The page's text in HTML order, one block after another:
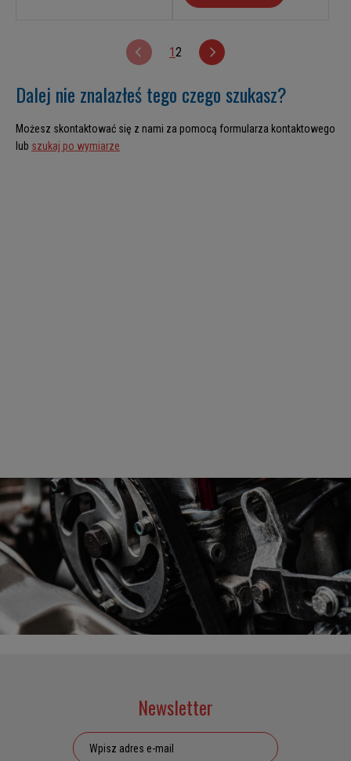
12
Dalej nie znalazłeś tego czego szukasz?
Możesz skontaktować się z nami za pomocą formularza kontaktowego
lub szukaj po wymiarze
Newsletter